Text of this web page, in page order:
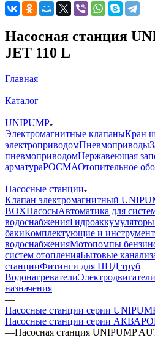
Насосная станция
JET 110 L
Главная
—
Каталог
—
UNIPUMP
Электромагнитные клапаныКран
электроприводомПневмоприводы
пневмоприводомНержавеющая
арматураРОСМАОтопительное
—
Насосные станции
Клапан электромагнитный
BOXНасосыАвтоматика для
водоснабжения
бакиКомплектующие и
водоснабженияМотопомпы
систем отопленияБытовые
станцииФитинги для ПНД труб
Водонагреватели
назначения
—
Насосные станции серии
Насосные станции серии
—Насосная станция UNIPUMP